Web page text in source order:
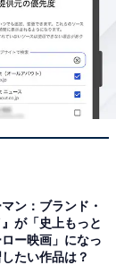
マン：ブランド・
が「史上もっと
ー映画」になっ
たい作品は？